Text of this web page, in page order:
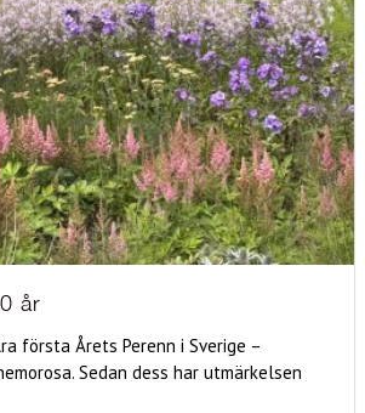
år
första Årets Perenn i Sverige –
Sedan dess har utmärkelsen